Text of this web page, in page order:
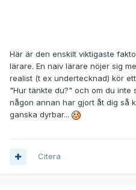
Här är den enskilt viktigaste
lärare. En naiv lärare nöjer sig
realist (t ex undertecknad) kör
"Hur tänkte du?" och om du inte
någon annan har gjort åt dig så
ganska dyrbar...
Citera